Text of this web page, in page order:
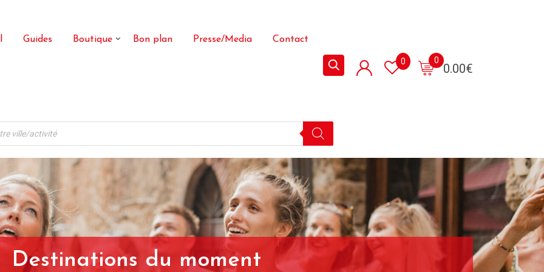
Guides Boutique Bon plan Presse/Media Contact
0.00€
0
0
Destinations du moment